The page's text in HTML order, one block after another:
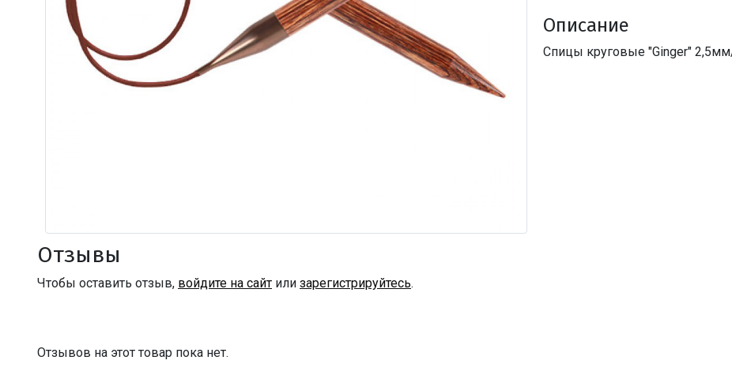
Описание
Спицы круговые "Ginger"
Отзывы
Чтобы оставить отзыв, войдите на сайт или зарегистрируйтесь.
Отзывов на этот товар пока нет.